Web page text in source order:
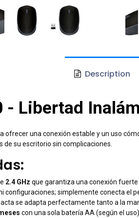
Description
- Libertad
una conexión estable y un uso
su escritorio sin complicaciones.
2.4 GHz que garantiza una conexión
configuraciones; simplemente conecta el
se adapta perfectamente tanto a la
con una sola batería AA (según el